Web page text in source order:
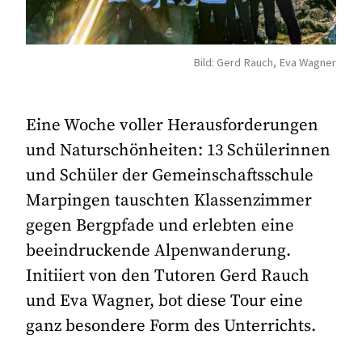
Bild: Gerd Rauch, Eva Wagner
Eine Woche voller Herausforderungen
und Naturschönheiten: 13 Schülerinnen
und Schüler der Gemeinschaftsschule
Marpingen tauschten Klassenzimmer
gegen Bergpfade und erlebten eine
beeindruckende Alpenwanderung.
Initiiert von den Tutoren Gerd Rauch
und Eva Wagner, bot diese Tour eine
ganz besondere Form des Unterrichts.